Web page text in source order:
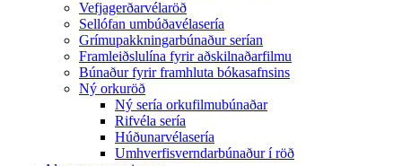
Vefjagerðarvélaröð
Sellófan umbúðavélasería
Grímupakkningarbúnaður serían
Framleiðslulína fyrir aðskilnaðarfilmu
Búnaður fyrir framhluta bókasafnsins
Ný orkuröð
Ný sería orkufilmubúnaðar
Rifvéla sería
Húðunarvélasería
Umhverfisverndarbúnaður í röð